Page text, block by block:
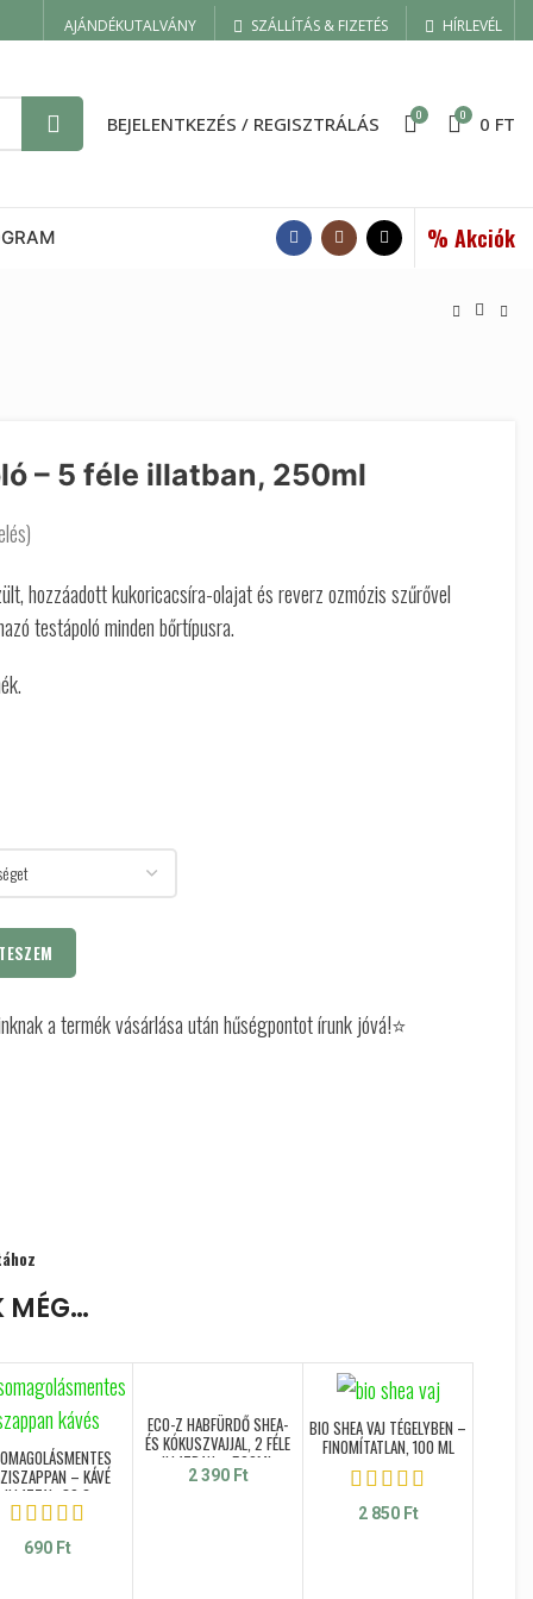
AJÁNDÉKUTALVÁNY SZÁLLÍTÁS & FIZETÉS HÍRLEVÉL
BEJELENTKEZÉS / REGISZTRÁLÁS 0 0 0 FT
% Akciók
– 5 féle illatban, 250ml
hozzáadott kukoricacsíra-olajat és reverz ozmózis szűrővel
testápoló minden bőrtípusra.
a termék vásárlása után hűségpontot írunk jóvá!⭐
MÉG…
– KÁVÉ
ILLATTAL, 80 G
690 Ft
ECO-Z HABFÜRDŐ SHEA-
ÉS KÓKUSZVAJJAL, 2 FÉLE
ILLATBAN – 500ML
2 390 Ft
BIO SHEA VAJ TÉGELYBEN –
FINOMÍTATLAN, 100 ML
2 850 Ft